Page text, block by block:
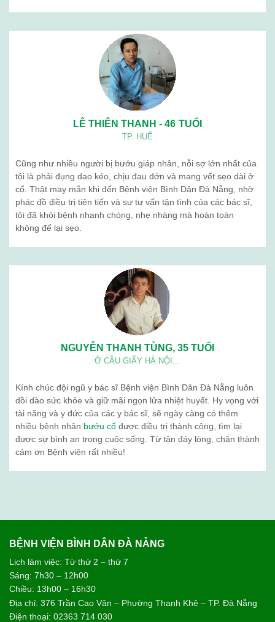
LÊ THIÊN THANH - 46 TUỔI
TP. HUẾ
Cũng như nhiều người bị bướu giáp nhân, nỗi sợ lớn nhất của
tôi là phải đụng dao kéo, chịu đau đớn và mang vết sẹo dài ở
cổ. Thật may mắn khi đến Bệnh viện Bình Dân Đà Nẵng, nhờ
phác đồ điều trị tiên tiến và sự tư vấn tận tình của các bác sĩ,
tôi đã khỏi bệnh nhanh chóng, nhẹ nhàng mà hoàn toàn
không để lại sẹo.
NGUYỄN THANH TÙNG, 35 TUỔI
Ở CẦU GIẤY HÀ NỘI...
Kính chúc đội ngũ y bác sĩ Bệnh viện Bình Dân Đà Nẵng luôn
dồi dào sức khỏe và giữ mãi ngọn lửa nhiệt huyết. Hy vọng với
tài năng và y đức của các y bác sĩ, sẽ ngày càng có thêm
nhiều bệnh nhân bướu cổ được điều trị thành công, tìm lại
được sự bình an trong cuộc sống. Từ tận đáy lòng, chân thành
cảm ơn Bệnh viện rất nhiều!
BỆNH VIỆN BÌNH DÂN ĐÀ NẴNG
Lịch làm việc: Từ thứ 2 – thứ 7
Sáng: 7h30 – 12h00
Chiều: 13h00 – 16h30
Địa chỉ: 376 Trần Cao Vân – Phường Thanh Khê – TP. Đà Nẵng
Điện thoại: 02363 714 030